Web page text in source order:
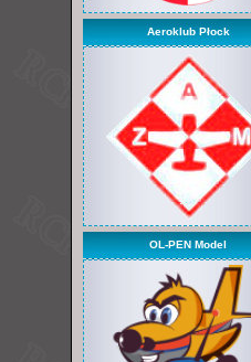
Aeroklub Płock
OL-PEN Model